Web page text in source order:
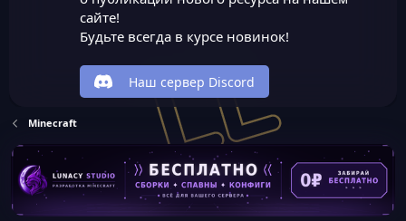
сайте!
Будьте всегда в курсе новинок!
Наш сервер Discord
Minecraft